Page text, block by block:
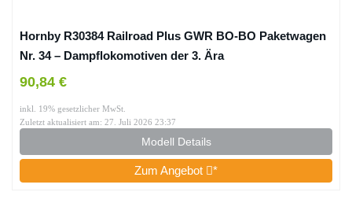
Hornby R30384 Railroad Plus GWR BO-BO Paketwagen
Nr. 34 – Dampflokomotiven der 3. Ära
90,84 €
inkl. 19% gesetzlicher MwSt.
Zuletzt aktualisiert am: 27. Juli 2026 23:37
Modell Details
Zum Angebot *